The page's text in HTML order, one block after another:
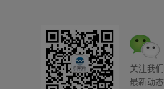
关注我们
最新动态